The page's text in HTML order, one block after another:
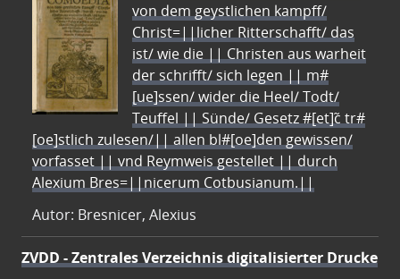
von dem geystlichen kampff/
Christ=||licher Ritterschafft/ das
ist/ wie die || Christen aus warheit
der schrifft/ sich legen || m#
[ue]ssen/ wider die Heel/ Todt/
Teuffel || Sünde/ Gesetz #[et]c̃ tr#
[oe]stlich zulesen/|| allen bl#[oe]den gewissen/
vorfasset || vnd Reymweis gestellet || durch
Alexium Bres=||nicerum Cotbusianum.||
Autor: Bresnicer, Alexius
ZVDD - Zentrales Verzeichnis digitalisierter Drucke